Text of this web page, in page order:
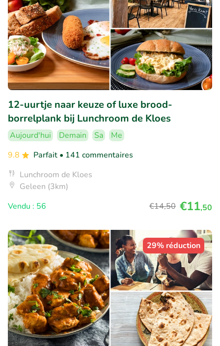
12-uurtje naar keuze of luxe brood-
borrelplank bij Lunchroom de Kloes
Aujourd'hui Demain Sa
Me
9.8
Parfait • 141 commentaires
Lunchroom de Kloes
Geleen (3km)
Vendu : 56
€14,50 €11,50
29% réduction